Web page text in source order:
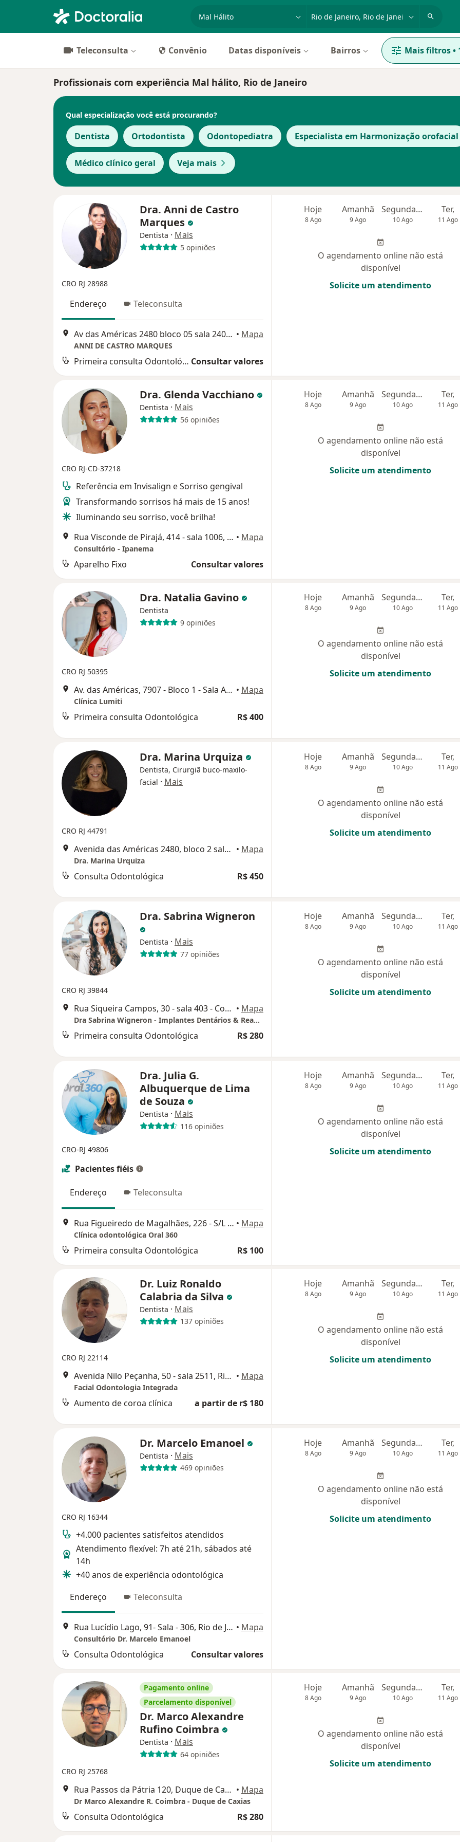
especialidade, doença ou nome
Teleconsulta Convênio Datas disponíveis Bairros Mais filtros•
Profissionais com experiência Mal hálito, Rio de Janeiro
Qual especialização você está procurando?
Dentista Ortodontista Odontopediatra Especialista em Harmonização orofacial
Médico clínico geral Veja mais
Dra. Anni de Castro
Marques
Dentista · Mais
5 opiniões
CRO RJ 28988
Endereço Teleconsulta
Av das Américas 2480 bloco 05 sala 240, Rio de Janeiro • Mapa
ANNI DE CASTRO MARQUES
Primeira consulta Odontológica Consultar valores
Hoje
8 Ago
Amanhã
9 Ago
Segunda-feira
10 Ago
Ter,
11 Ago
O agendamento online não está
disponível
Solicite um atendimento
Dra. Glenda Vacchiano
Dentista · Mais
56 opiniões
CRO RJ-CD-37218
Referência em Invisalign e Sorriso gengival
Transformando sorrisos há mais de 15 anos!
Iluminando seu sorriso, você brilha!
Rua Visconde de Pirajá, 414 - sala 1006, Rio de Janeiro • Mapa
Consultório - Ipanema
Aparelho Fixo Consultar valores
Hoje
8 Ago
Amanhã
9 Ago
Segunda-feira
10 Ago
Ter,
11 Ago
O agendamento online não está
disponível
Solicite um atendimento
Dra. Natalia Gavino
Dentista
9 opiniões
CRO RJ 50395
Av. das Américas, 7907 - Bloco 1 - Sala A-120, Rio de Janeiro • Mapa
Clínica Lumiti
Primeira consulta Odontológica R$ 400
Hoje
8 Ago
Amanhã
9 Ago
Segunda-feira
10 Ago
Ter,
11 Ago
O agendamento online não está
disponível
Solicite um atendimento
Dra. Marina Urquiza
Dentista, Cirurgiã buco-maxilo-
facial · Mais
CRO RJ 44791
Avenida das Américas 2480, bloco 2 sala 212, • Mapa
Dra. Marina Urquiza
Consulta Odontológica R$ 450
Hoje
8 Ago
Amanhã
9 Ago
Segunda-feira
10 Ago
Ter,
11 Ago
O agendamento online não está
disponível
Solicite um atendimento
Dra. Sabrina Wigneron
Dentista · Mais
77 opiniões
CRO RJ 39844
Rua Siqueira Campos, 30 - sala 403 - Copacabana,, Rio de Janeiro • Mapa
Dra Sabrina Wigneron - Implantes Dentários & Reabilitação Oral- Copacabana- RJ
Primeira consulta Odontológica R$ 280
Hoje
8 Ago
Amanhã
9 Ago
Segunda-feira
10 Ago
Ter,
11 Ago
O agendamento online não está
disponível
Solicite um atendimento
Dra. Julia G.
Albuquerque de Lima
de Souza
Dentista · Mais
116 opiniões
CRO-RJ 49806
Pacientes fiéis
Endereço Teleconsulta
Rua Figueiredo de Magalhães, 226 - S/L - Copacabana, Rio de Janeiro - RJ, Rio de Janeiro • Mapa
Clínica odontológica Oral 360
Primeira consulta Odontológica R$ 100
Hoje
8 Ago
Amanhã
9 Ago
Segunda-feira
10 Ago
Ter,
11 Ago
O agendamento online não está
disponível
Solicite um atendimento
Dr. Luiz Ronaldo
Calabria da Silva
Dentista · Mais
137 opiniões
CRO RJ 22114
Avenida Nilo Peçanha, 50 - sala 2511, Rio de Janeiro • Mapa
Facial Odontologia Integrada
Aumento de coroa clínica a partir de r$ 180
Hoje
8 Ago
Amanhã
9 Ago
Segunda-feira
10 Ago
Ter,
11 Ago
O agendamento online não está
disponível
Solicite um atendimento
Dr. Marcelo Emanoel
Dentista · Mais
469 opiniões
CRO RJ 16344
+4.000 pacientes satisfeitos atendidos
Atendimento flexível: 7h até 21h, sábados até
14h
+40 anos de experiência odontológica
Endereço
Teleconsulta
Rua Lucídio Lago, 91- Sala - 306, Rio de Janeiro • Mapa
Consultório Dr. Marcelo Emanoel
Consulta Odontológica Consultar valores
Hoje
8 Ago
Amanhã
9 Ago
Segunda-feira
10 Ago
Ter,
11 Ago
O agendamento online não está
disponível
Solicite um atendimento
Pagamento online
Parcelamento disponível
Dr. Marco Alexandre
Rufino Coimbra
Dentista · Mais
64 opiniões
CRO RJ 25768
Rua Passos da Pátria 120, Duque de Caxias • Mapa
Dr Marco Alexandre R. Coimbra - Duque de Caxias
Consulta Odontológica R$ 280
Hoje
8 Ago
Amanhã
9 Ago
Segunda-feira
10 Ago
Ter,
11 Ago
O agendamento online não está
disponível
Solicite um atendimento